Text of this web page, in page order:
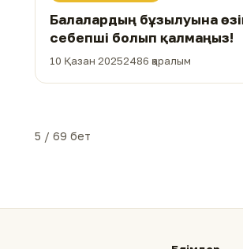
Балалардың бұзылуына
себепші болып қалмаңыз!
10 Қазан 20252486 қаралым
5 / 69 бет